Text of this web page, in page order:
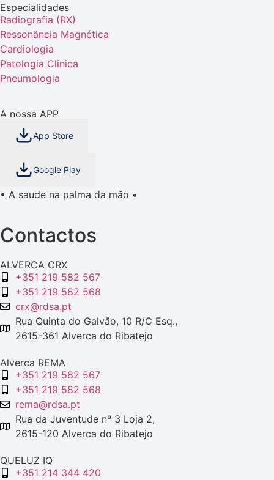
Especialidades
Radiografia (RX)
Ressonância Magnética
Cardiologia
Patologia Clinica
Pneumologia
A nossa APP
App Store
Google Play
• A saude na palma da mão •
Contactos
ALVERCA CRX
+351 219 582 567
+351 219 582 568
crx@rdsa.pt
Rua Quinta do Galvão, 10 R/C Esq.,
2615-361 Alverca do Ribatejo
Alverca REMA
+351 219 582 567
+351 219 582 568
rema@rdsa.pt
Rua da Juventude nº 3 Loja 2,
2615-120 Alverca do Ribatejo
QUELUZ IQ
+351 214 344 420